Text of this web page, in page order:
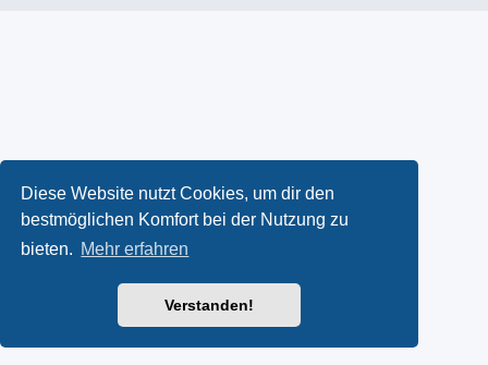
Diese Website nutzt Cookies, um dir den
bestmöglichen Komfort bei der Nutzung zu
bieten. Mehr erfahren
Verstanden!